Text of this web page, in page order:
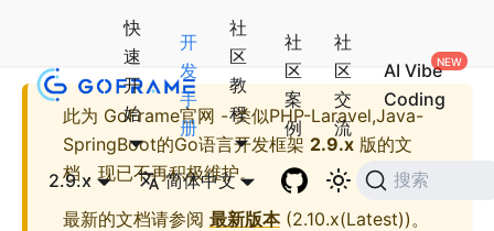
快
速
开
始
开
发
手
册
社
区
教
程
社
区
案
例
社
区
交
流
AI Vibe
Coding
2.9.x 简体中文 搜索
此为 GoFrame官网 - 类似PHP-Laravel,Java-
SpringBoot的Go语言开发框架 2.9.x 版的文
档，现已不再积极维护。
最新的文档请参阅 最新版本(2.10.x(Latest))。